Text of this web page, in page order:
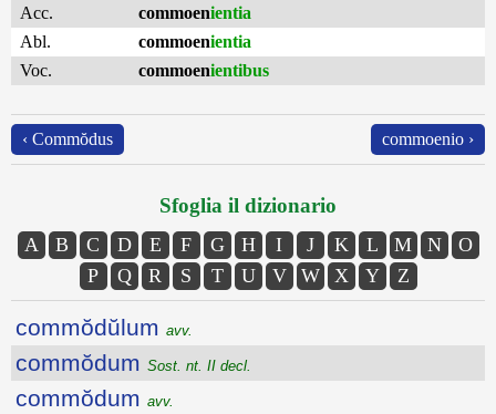
Acc.
commoenientia
Abl.
commoenientia
Voc.
commoenientibus
‹ Commŏdus commoenio ›
Sfoglia il dizionario
A B C D E F G H I J K L M N
O
P
Q R S T U V W X Y Z
commŏdŭlum avv.
commŏdum Sost. nt. II decl.
commŏdum avv.